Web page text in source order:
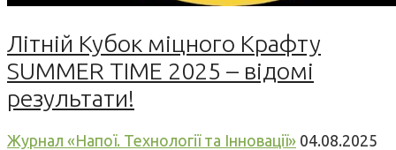
Літній Кубок міцного Крафту
SUMMER TIME 2025 – відомі
результати!
Журнал «Напої. Технології та Інновації» 04.08.2025